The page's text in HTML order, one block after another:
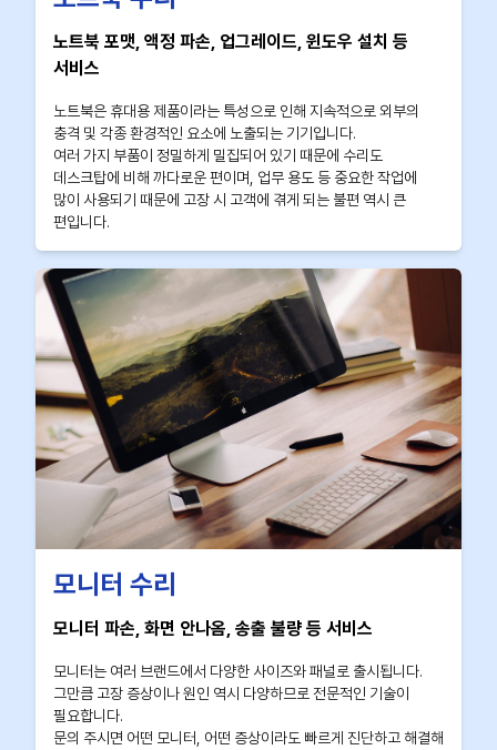
노트북 포맷, 액정 파손, 업그레이드, 윈도우 설치 등
서비스
노트북은 휴대용 제품이라는 특성으로 인해 지속적으로 외부의
충격 및 각종 환경적인 요소에 노출되는 기기입니다.
여러 가지 부품이 정밀하게 밀집되어 있기 때문에 수리도
데스크탑에 비해 까다로운 편이며, 업무 용도 등 중요한 작업에
많이 사용되기 때문에 고장 시 고객에 겪게 되는 불편 역시 큰
편입니다.
모니터 수리
모니터 파손, 화면 안나옴, 송출 불량 등 서비스
모니터는 여러 브랜드에서 다양한 사이즈와 패널로 출시됩니다.
그만큼 고장 증상이나 원인 역시 다양하므로 전문적인 기술이
필요합니다.
문의 주시면 어떤 모니터, 어떤 증상이라도 빠르게 진단하고 해결해